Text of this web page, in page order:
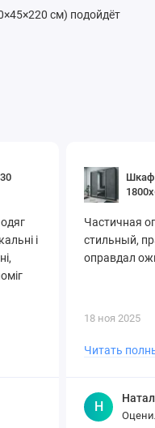
см) подойдёт
в СоюзМебель—
і
Шкаф
Частичная
стильный,
оправдал
18 ноя 2025
Читать
Н